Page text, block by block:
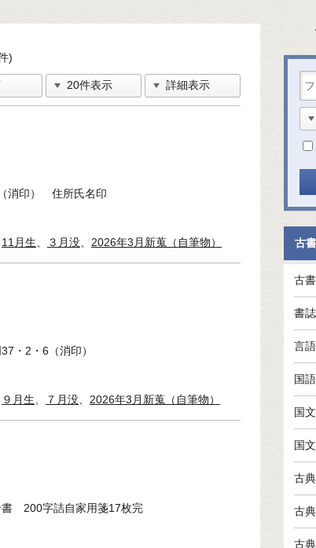
)
消印） 住所氏名印
11月生 ３月没 2026年3月新蒐（自筆物）
2・6（消印）
９月生 ７月没 2026年3月新蒐（自筆物）
書 200字詰自家用箋17枚完
古書
古
書
言
国
国
国
古
古
古